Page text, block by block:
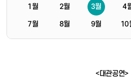
1월 2월 3월 4
7월 8월 9월 10
<대관공연>